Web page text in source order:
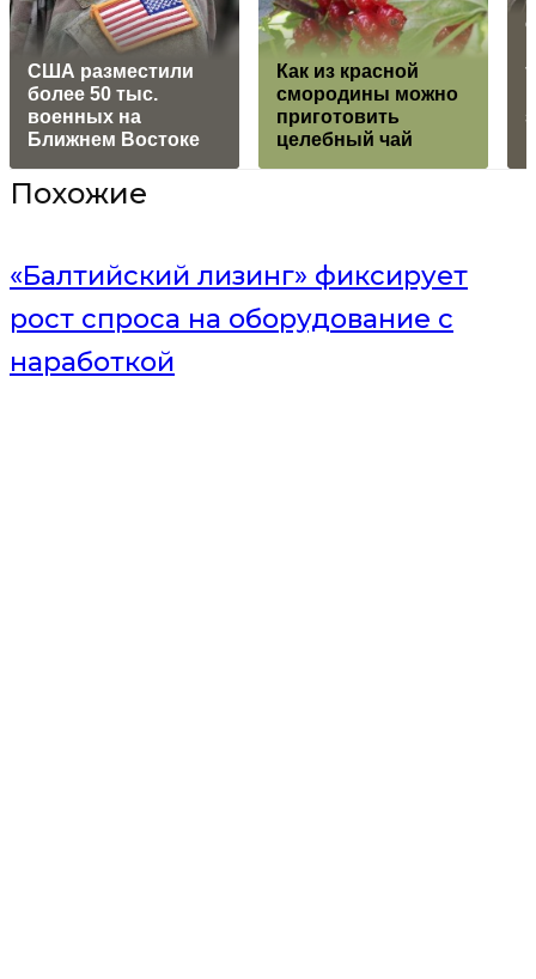
США разместили
более 50 тыс.
военных на
Ближнем Востоке
Как из красной
смородины можно
приготовить
целебный чай
Похожие
«Балтийский лизинг» фиксирует
рост спроса на оборудование с
наработкой